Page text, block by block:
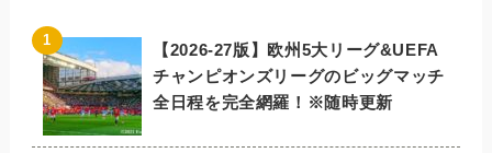
【2026-27版】欧州5大リーグ&UEFA
チャンピオンズリーグのビッグマッチ
全日程を完全網羅！※随時更新